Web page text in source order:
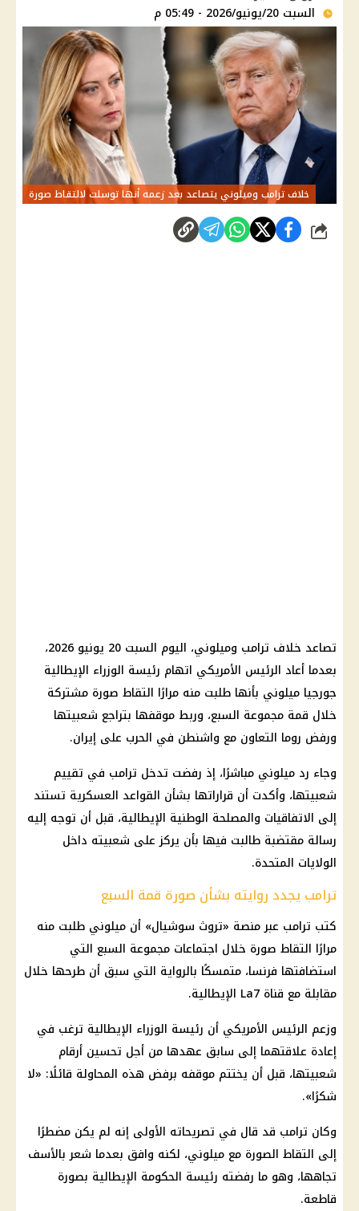
السبت 20/يونيو/2026 - 05:49 م
خلاف ترامب وميلوني يتصاعد بعد زعمه أنها توسلت لالتقاط صورة
شارك
تصاعد خلاف ترامب
وميلوني، اليوم السبت 20 يونيو 2026،
بعدما أعاد الرئيس الأمريكي اتهام رئيسة الوزراء الإيطالية
جورجيا ميلوني بأنها طلبت منه مرارًا التقاط صورة مشتركة
خلال قمة مجموعة السبع، وربط موقفها بتراجع شعبيتها
ورفض روما التعاون مع واشنطن في الحرب على إيران.
وجاء رد ميلوني مباشرًا، إذ رفضت تدخل ترامب في تقييم
شعبيتها، وأكدت أن قراراتها بشأن القواعد العسكرية تستند
إلى الاتفاقيات والمصلحة الوطنية الإيطالية، قبل أن توجه إليه
رسالة مقتضبة طالبت فيها بأن يركز على شعبيته داخل
الولايات المتحدة.
ترامب يجدد روايته بشأن صورة قمة السبع
كتب ترامب عبر منصة «تروث سوشيال» أن ميلوني طلبت منه
مرارًا التقاط صورة خلال اجتماعات مجموعة السبع التي
استضافتها فرنسا، متمسكًا بالرواية التي سبق أن طرحها خلال
مقابلة مع قناة La7 الإيطالية.
وزعم الرئيس الأمريكي أن رئيسة الوزراء الإيطالية ترغب في
إعادة علاقتهما إلى سابق عهدها من أجل تحسين أرقام
شعبيتها، قبل أن يختتم موقفه برفض هذه المحاولة قائلًا: «لا
شكرًا».
وكان ترامب قد قال في تصريحاته الأولى إنه لم يكن مضطرًا
إلى التقاط الصورة مع ميلوني، لكنه وافق بعدما شعر بالأسف
تجاهها، وهو ما رفضته رئيسة الحكومة الإيطالية بصورة
قاطعة.